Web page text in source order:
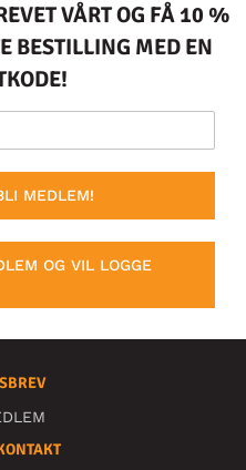
VÅRT OG FÅ 10 %
BESTILLING MED EN
MEDLEM!
OG VIL LOGGE